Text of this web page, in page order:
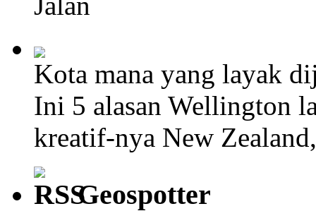
Kota mana yang layak
Ini 5 alasan Wellington
kreatif-nya New
Geospotter